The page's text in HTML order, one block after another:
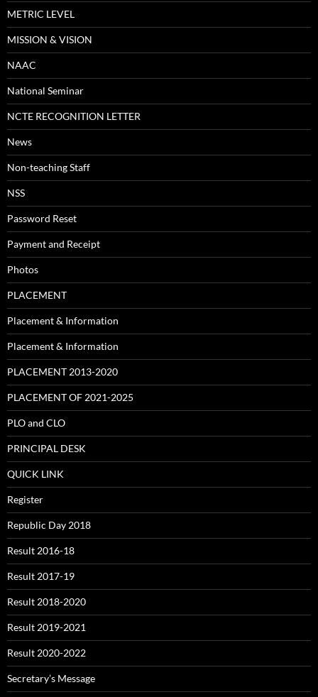
METRIC LEVEL
MISSION & VISION
NAAC
National Seminar
NCTE RECOGNITION LETTER
News
Non-teaching Staff
NSS
Password Reset
Payment and Receipt
Photos
PLACEMENT
Placement & Information
Placement & Information
PLACEMENT 2013-2020
PLACEMENT OF 2021-2025
PLO and CLO
PRINCIPAL DESK
QUICK LINK
Register
Republic Day 2018
Result 2016-18
Result 2017-19
Result 2018-2020
Result 2019-2021
Result 2020-2022
Secretary’s Message